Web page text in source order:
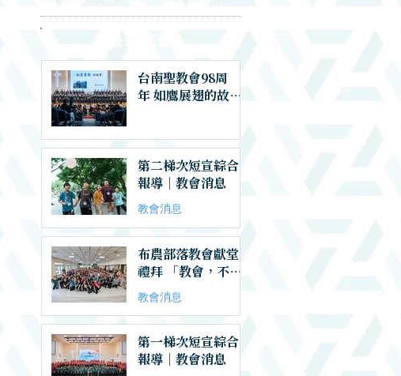
​最新文章
台南聖教會98周
年 如鷹展翅的故事
第二梯次短宣綜合
報導｜教會消息
教會消息
布農部落教會獻堂
禮拜 「教會，不是
用世界的格局在建
造，而是在這世代
有神的呼召」｜教
會消息
教會消息
第一梯次短宣綜合
報導｜教會消息